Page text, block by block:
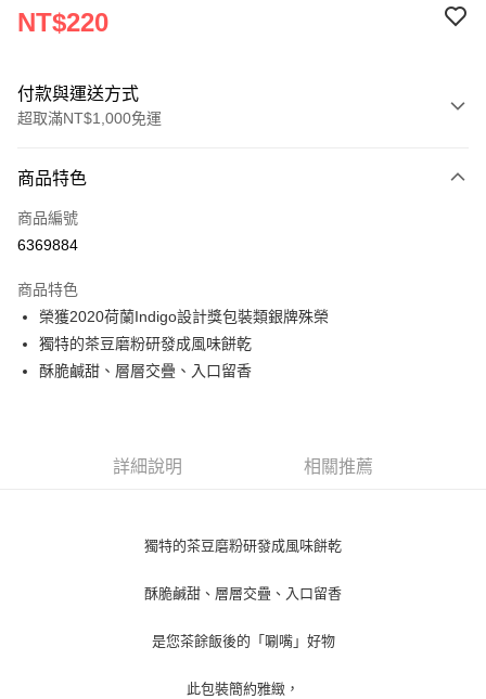
NT$220
付款與運送方式
超取滿NT$1,000免運
信用卡一次付款
超商取貨付款
Apple Pay
悠遊付
每筆NT$130，滿NT$1,500(含以上)免運費
商品特色
商品編號
6369884
商品特色
榮獲2020荷蘭Indigo設計獎包裝類銀牌殊榮
獨特的茶豆磨粉研發成風味餅乾
酥脆鹹甜、層層交疊、入口留香
詳細說明 相關推薦
獨特的茶豆磨粉研發成風味餅乾
酥脆鹹甜、層層交疊、入口留香
是您茶餘飯後的「唰嘴」好物
此包裝簡約雅緻，